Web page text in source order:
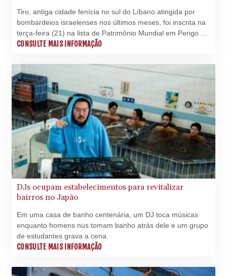
4150.898625
MOP 9.312302
MVR 17.834424
MWK
MXN 19.918699
MYR 4.720872
MZN 73.775025
NAD 18.909879
NGN
1571.535555
NIO 42.420069
NOK 11.004093
NPR 175.32615
PAB 1.152683
PEN 3.901942
Tiro, antiga cidade fenícia no sul do Líbano atingida por
bombardeios israelenses nos últimos meses, foi inscrita na
terça-feira (21) na lista de Patrimônio Mundial em Perigo da
Organização das Nações Unidas para a Educação, a
CONSULTE MAIS INFORMAÇÃO
DJs ocupam estabelecimentos para revitalizar
bairros no Japão
Em uma casa de banho centenária, um DJ toca músicas
enquanto homens nus tomam banho atrás dele e um grupo
de estudantes grava a cena.
CONSULTE MAIS INFORMAÇÃO